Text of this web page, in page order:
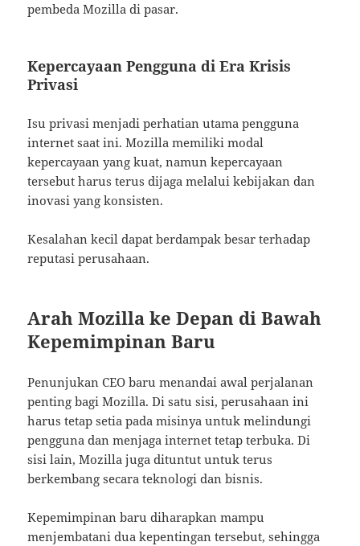
pembeda Mozilla di pasar.
Kepercayaan Pengguna di Era Krisis
Privasi
Isu privasi menjadi perhatian utama pengguna
internet saat ini. Mozilla memiliki modal
kepercayaan yang kuat, namun kepercayaan
tersebut harus terus dijaga melalui kebijakan dan
inovasi yang konsisten.
Kesalahan kecil dapat berdampak besar terhadap
reputasi perusahaan.
Arah Mozilla ke Depan di Bawah
Kepemimpinan Baru
Penunjukan CEO baru menandai awal perjalanan
penting bagi Mozilla. Di satu sisi, perusahaan ini
harus tetap setia pada misinya untuk melindungi
pengguna dan menjaga internet tetap terbuka. Di
sisi lain, Mozilla juga dituntut untuk terus
berkembang secara teknologi dan bisnis.
Kepemimpinan baru diharapkan mampu
menjembatani dua kepentingan tersebut, sehingga